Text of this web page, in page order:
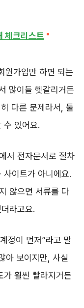
체크리스트
원가입만 하면 되는
많이들 헷갈리거든
다른 문제라서, 둘
수 있어요.
서 전자문서로 절차
이트가 아니에요.
않으면 서류를 다
라고요.
정이 먼저”라고 말
아 보이지만, 사실
가 훨씬 빨라지거든